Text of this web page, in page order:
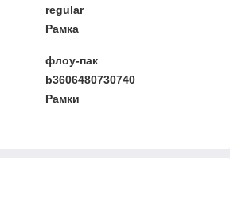
regular
Рамка
флоу-пак
b3606480730740
Рамки